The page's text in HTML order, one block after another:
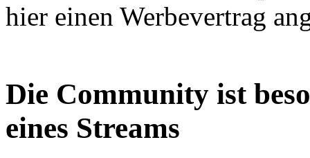
hier einen Werbevertrag
Die Community ist
eines Streams